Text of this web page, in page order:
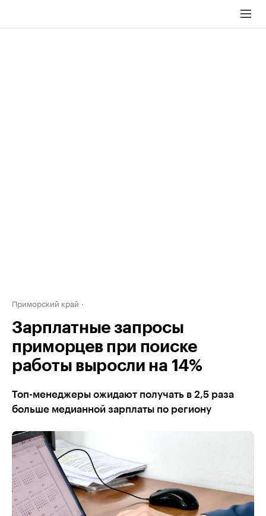
Приморский край
Зарплатные запросы
приморцев при поиске
работы выросли на 14%
Топ-менеджеры ожидают получать в 2,5 раза
больше медианной зарплаты по региону